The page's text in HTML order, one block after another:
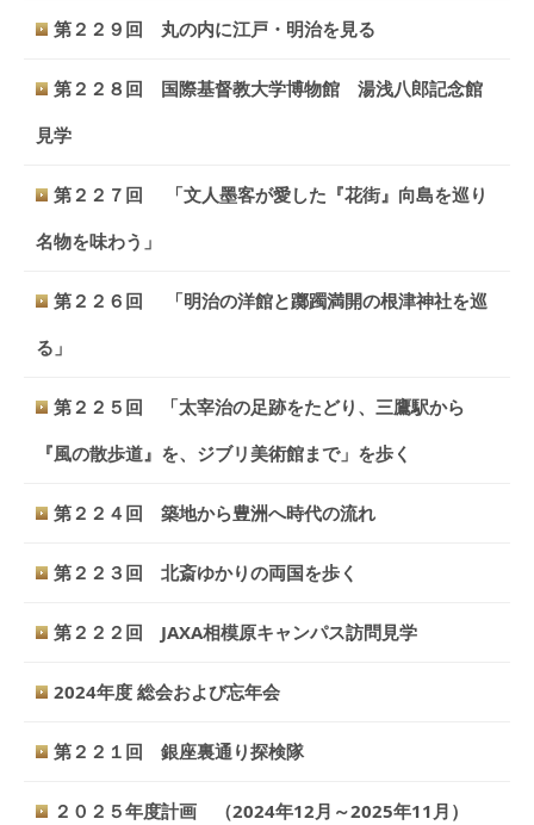
第２２９回 丸の内に江戸・明治を見る
第２２８回 国際基督教大学博物館 湯浅八郎記念館
見学
第２２７回 「文人墨客が愛した『花街』向島を巡り
名物を味わう」
第２２６回 「明治の洋館と躑躅満開の根津神社を巡
る」
第２２５回 「太宰治の足跡をたどり、三鷹駅から
『風の散歩道』を、ジブリ美術館まで」を歩く
第２２４回 築地から豊洲へ時代の流れ
第２２３回 北斎ゆかりの両国を歩く
第２２２回 JAXA相模原キャンパス訪問見学
2024年度 総会および忘年会
第２２１回 銀座裏通り探検隊
２０２５年度計画 （2024年12月～2025年11月）